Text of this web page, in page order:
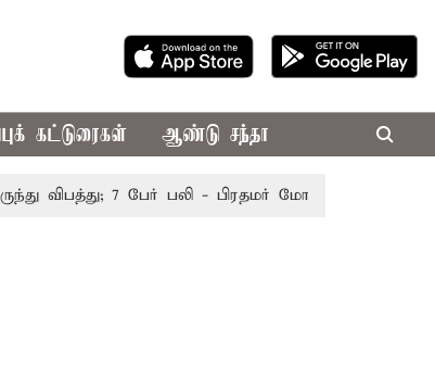
கட்டுரைகள் ஆண்டு சந்தா
7 பேர் பலி - பிரதமர் மோடி இரங்கல்